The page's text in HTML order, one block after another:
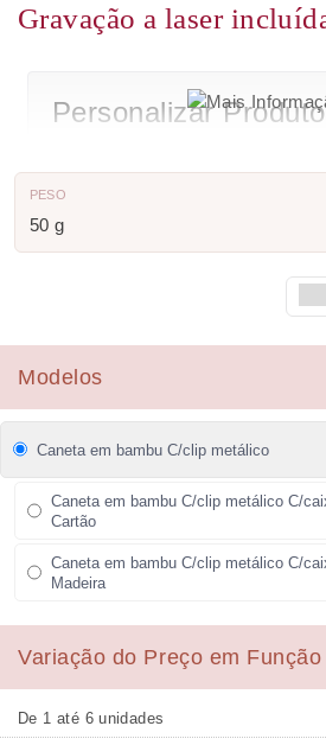
Gravação a laser
PESO
50 g
Modelos
Caneta em bambu C/clip metálico
Caneta em bambu C/clip metálico C/
Cartão
Caneta em bambu C/clip metálico C/
Madeira
Variação do Preço em
De 1 até 6 unidades